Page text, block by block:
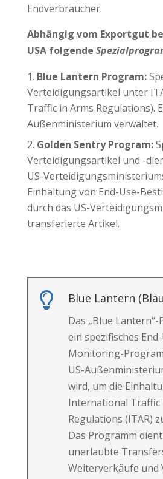
Endverbraucher.
Abhängig vom Exportgut
USA folgende
Blue Lantern Program:
Verteidigungsartikel unter
Traffic in Arms Regulations).
Außenministerium verwaltet.
Golden Sentry Program:
Verteidigungsartikel und -
US-
Einhaltung von End-Use-
durch das US-
transferierte Artikel.
 Blue Lantern
Das „Blue
ein spezifisches
Monitoring-
US-
wird, um die
International Traffic
Regulations (ITAR)
Das Programm
unerlaubte
Weiterverkäufe und